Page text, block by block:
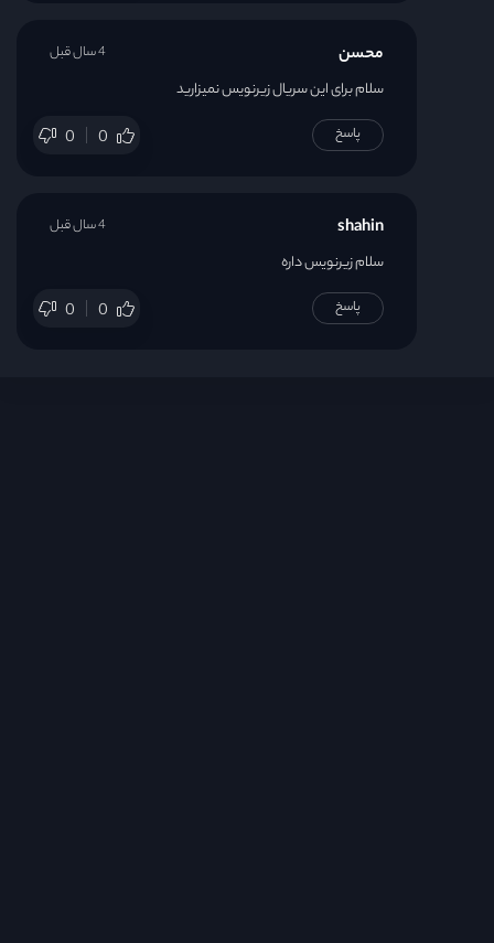
محسن
سلام برای این سریال زیرنویس نمیزارید
0 0
4 سال قبل
پاسخ
shahin
سلام زیرنویس داره
0 0
4 سال قبل
پاسخ